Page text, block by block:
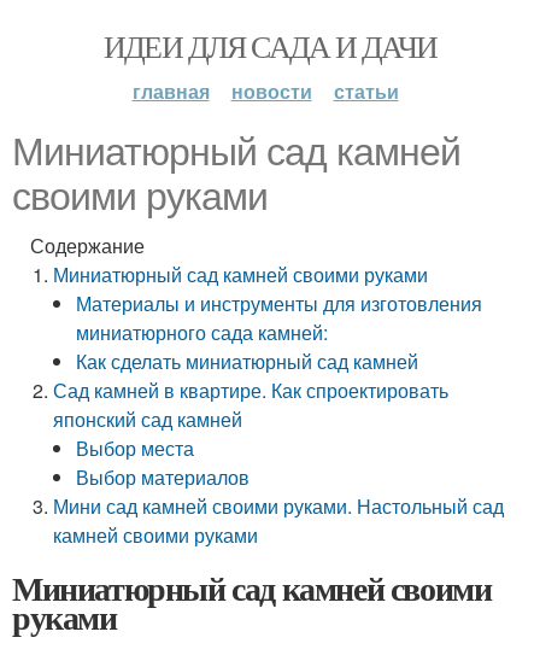
ИДЕИ ДЛЯ САДА И ДАЧИ
главная новости статьи
Миниатюрный сад камней
своими руками
Содержание
Миниатюрный сад камней своими руками
Материалы и инструменты для изготовления
миниатюрного сада камней:
Как сделать миниатюрный сад камней
Сад камней в квартире. Как спроектировать
японский сад камней
Выбор места
Выбор материалов
Мини сад камней своими руками. Настольный сад
камней своими руками
Миниатюрный сад камней своими
руками